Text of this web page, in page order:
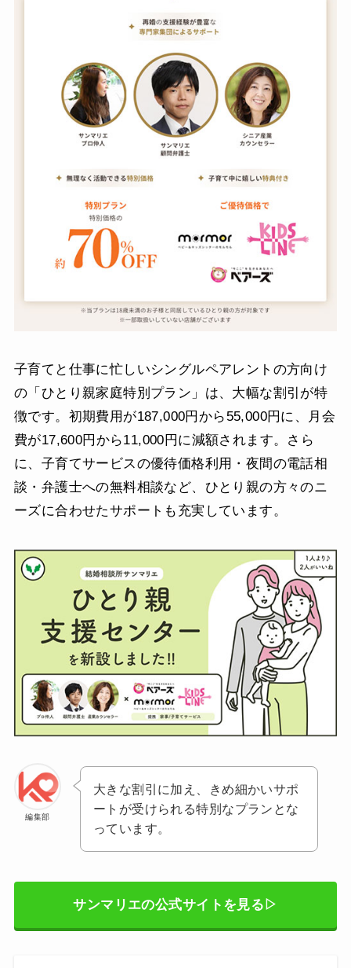
子育てと仕事に忙しいシングルペアレントの方向け
の「ひとり親家庭特別プラン」は、大幅な割引が特
徴です。初期費用が187,000円から55,000円に、月会
費が17,600円から11,000円に減額されます。さら
に、子育てサービスの優待価格利用・夜間の電話相
談・弁護士への無料相談など、ひとり親の方々のニ
ーズに合わせたサポートも充実しています。
編集部
大きな割引に加え、きめ細かいサポ
ートが受けられる特別なプランとな
っています。
サンマリエの公式サイトを見る▷